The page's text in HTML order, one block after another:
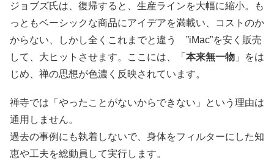
ジョブズ氏は、復帰すると、生産ラインを大幅に縮小。も
っともベーシックな商品にアイデアを満載い、コストのか
からない、しかし全くこれまでと違う ”iMac”を安く販売
して、大ヒットさせます。ここには、「 本来無一物 」をは
じめ、禅の思想が色濃く反映されています。
禅寺では「やったことがないからできない」という理由は
通用しません。
過去の事例にも執着しないで、身体をフィルターにした知
恵や工夫を総動員して実行します。